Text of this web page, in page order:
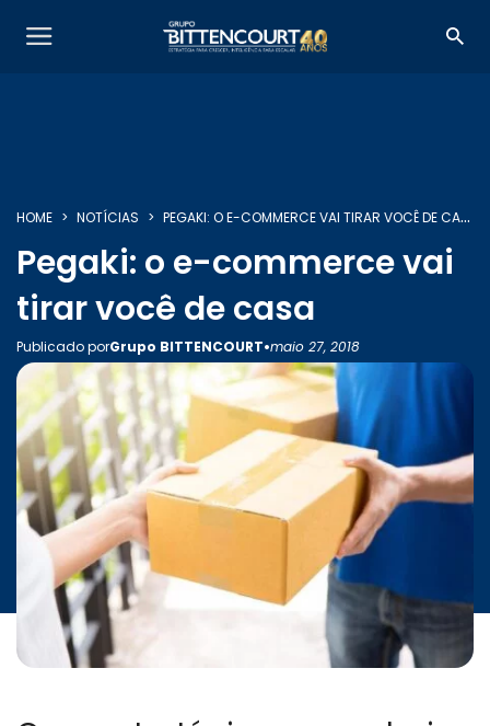
HOME NOTÍCIAS PEGAKI: O E-COMMERCE VAI TIRAR VOCÊ DE CASA
Pegaki: o e-commerce vai
tirar você de casa
Publicado porGrupo BITTENCOURT•maio 27, 2018